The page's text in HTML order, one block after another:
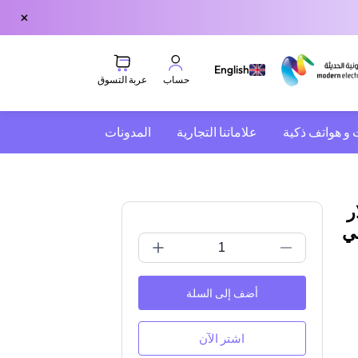
×
English
حساب عربة التسوق
و هواتف ذكية علاماتنا التجارية المدونات
أضف إلى السلة
اشتر الآن